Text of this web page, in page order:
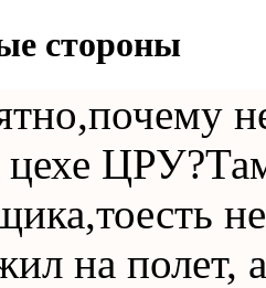
стороны
цехе
на полет,